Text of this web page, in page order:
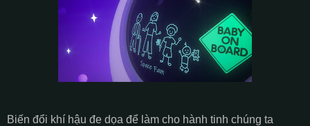
Biến đổi khí hậu đe dọa để làm cho hành tinh chúng ta